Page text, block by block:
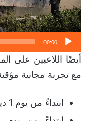
00:00
أيضًا اللاعبين على
مع تجربة مجانية
ابتداءً من يوم 1 ديسمبر الى 4 ديسمبر “اكسبوكس”.